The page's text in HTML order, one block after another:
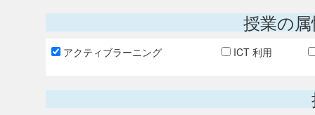
授業の
アクティブラーニング ICT 利用